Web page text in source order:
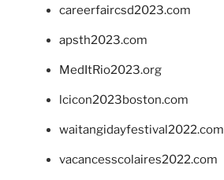
careerfaircsd2023.com
apsth2023.com
MedItRio2023.org
lcicon2023boston.com
waitangidayfestival2022.com
vacancesscolaires2022.com